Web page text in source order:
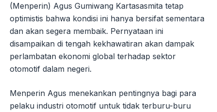
(Menperin) Agus Gumiwang Kartasasmita tetap
optimistis bahwa kondisi ini hanya bersifat sementara
dan akan segera membaik. Pernyataan ini
disampaikan di tengah kekhawatiran akan dampak
perlambatan ekonomi global terhadap sektor
otomotif dalam negeri.
Menperin Agus menekankan pentingnya bagi para
pelaku industri otomotif untuk tidak terburu-buru